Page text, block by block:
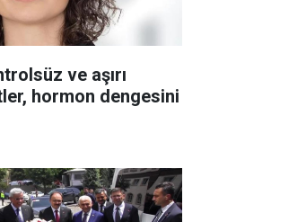
ve aşırı
hormon dengesini